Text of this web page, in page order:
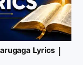
Lyrics |